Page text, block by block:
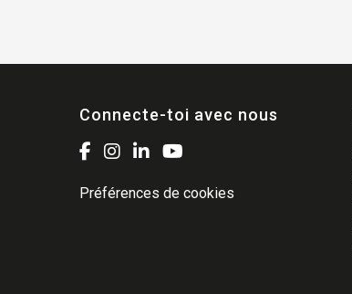
Connecte-toi avec nous
Préférences de cookies